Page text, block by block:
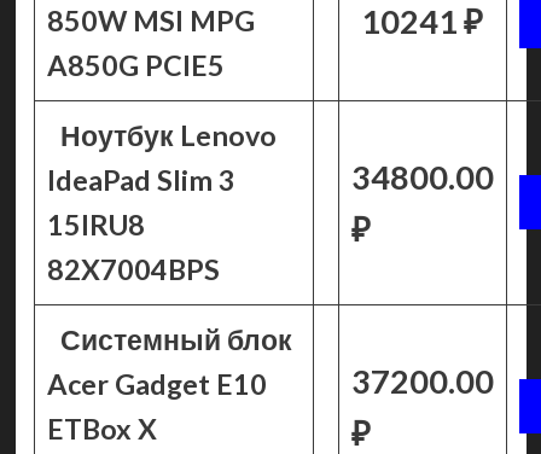
850W MSI MPG
A850G PCIE5
10241 ₽
Ноутбук Lenovo
IdeaPad Slim 3
15IRU8
82X7004BPS
34800.00
₽
Системный блок
Acer Gadget E10
ETBox X
37200.00
₽